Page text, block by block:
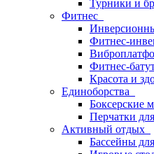
Турники и
Фитнес
Фитнес-
Фитнес-
Красота и
Единоборства
Боксерские
Перчатки
Активный отдых
Бассейны